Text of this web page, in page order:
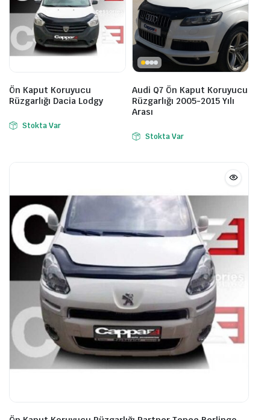
Ön Kaput Koruyucu
Rüzgarlığı Dacia Lodgy
Stokta Var
Audi Q7 Ön Kaput Koruyucu
Rüzgarlığı 2005-2015 Yılı
Arası
Stokta Var